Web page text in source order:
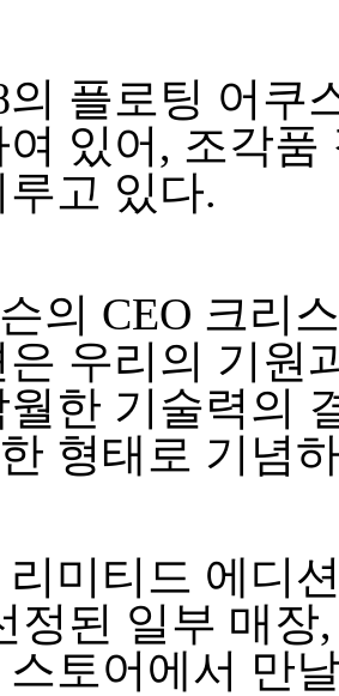
의 플로팅 어쿠
있어, 조각
고 있다.
의 CEO 크리
은 우리의 기원
한 기술력의
형태로 기념
미티드 에디
정된 일부 매
토어에서 만